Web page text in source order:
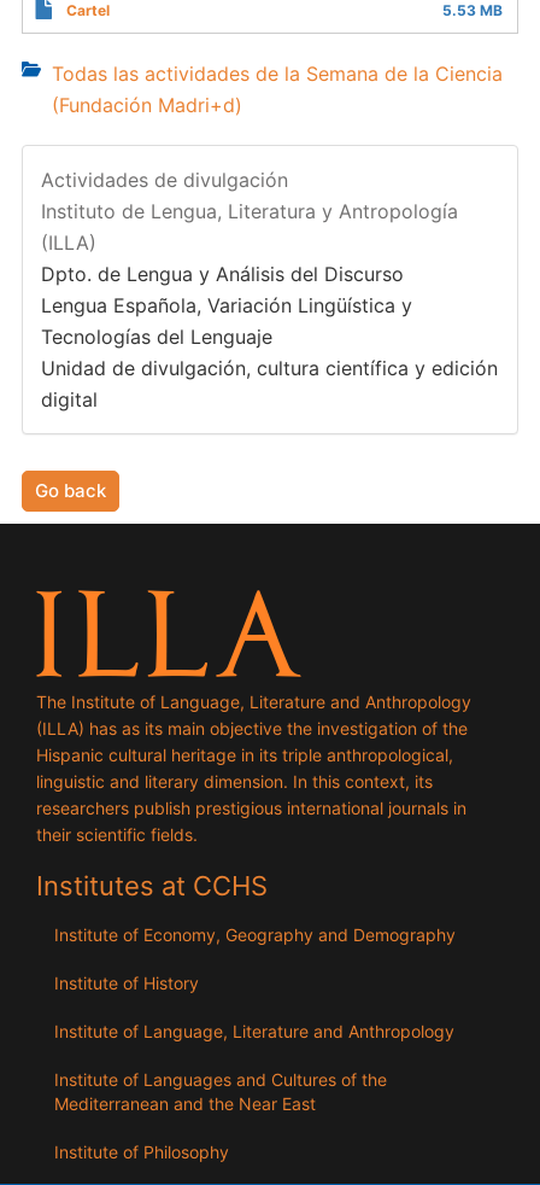
Cartel 5.53 MB
Todas las actividades de la Semana de la Ciencia
(Fundación Madri+d)
Actividades de divulgación
Instituto de Lengua, Literatura y Antropología
(ILLA)
Dpto. de Lengua y Análisis del Discurso
Lengua Española, Variación Lingüística y
Tecnologías del Lenguaje
Unidad de divulgación, cultura científica y edición
digital
Go back
The Institute of Language, Literature and Anthropology
(ILLA) has as its main objective the investigation of the
Hispanic cultural heritage in its triple anthropological,
linguistic and literary dimension. In this context, its
researchers publish prestigious international journals in
their scientific fields.
Institutes at CCHS
Institute of Economy, Geography and Demography
Institute of History
Institute of Language, Literature and Anthropology
Institute of Languages ​​and Cultures of the
Mediterranean and the Near East
Institute of Philosophy